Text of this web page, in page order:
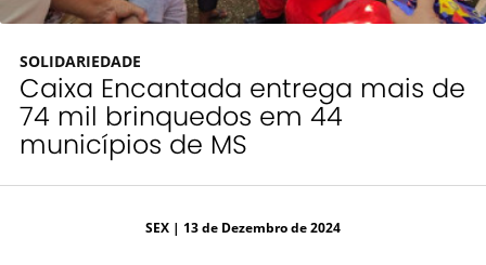
SOLIDARIEDADE
Caixa Encantada entrega mais de
74 mil brinquedos em 44
municípios de MS
SEX | 13 de Dezembro de 2024